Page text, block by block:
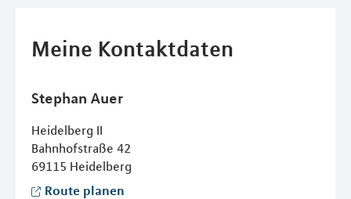
Meine Kontaktdaten
Stephan Auer
Heidelberg II
Bahnhofstraße 42
69115 Heidelberg
Route planen